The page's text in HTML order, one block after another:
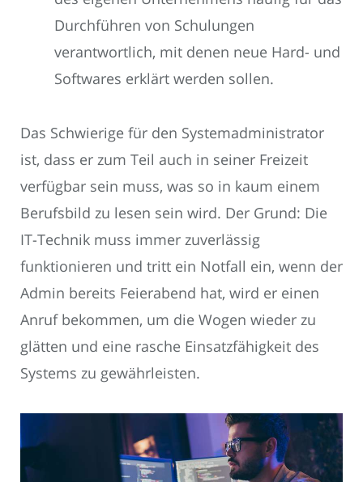
Durchführen von Schulungen
verantwortlich, mit denen neue Hard- und
Softwares erklärt werden sollen.
Das Schwierige für den Systemadministrator
ist, dass er zum Teil auch in seiner Freizeit
verfügbar sein muss, was so in kaum einem
Berufsbild zu lesen sein wird. Der Grund: Die
IT-Technik muss immer zuverlässig
funktionieren und tritt ein Notfall ein, wenn der
Admin bereits Feierabend hat, wird er einen
Anruf bekommen, um die Wogen wieder zu
glätten und eine rasche Einsatzfähigkeit des
Systems zu gewährleisten.